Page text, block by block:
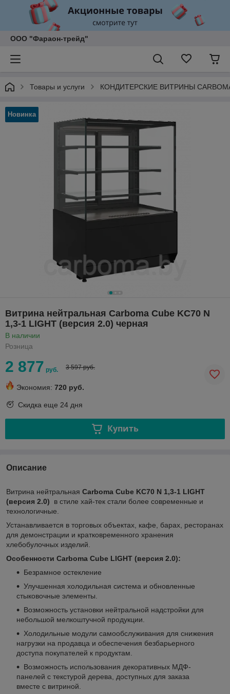
ООО "Фараон-трейд"
Товары и услуги КОНДИТЕРСКИЕ ВИТРИНЫ
Новинка
Витрина нейтральная Carboma Cube KC70 N
1,3-1 LIGHT (версия 2.0) черная
В наличии
Розница
2 877 руб. 3 597 руб.
Экономия: 720 руб.
Скидка еще 24 дня
Купить
Описание
Витрина нейтральная Carboma Cube KC70 N 1,3-1 LIGHT
(версия 2.0) в стиле хай-тек стали более современные и
технологичные.
Устанавливается в торговых объектах, кафе, барах, ресторанах
для демонстрации и кратковременного хранения
хлебобулочных изделий.
Особенности Carboma Cube LIGHT (версия 2.0):
Безрамное остекление
Улучшенная холодильная система и обновленные
стыковочные элементы.
Возможность установки нейтральной надстройки для
небольшой мелкоштучной продукции.
Холодильные модули самообслуживания для снижения
нагрузки на продавца и обеспечения безбарьерного
доступа покупателей к продуктам.
Возможность использования декоративных МДФ-
панелей с текстурой дерева, доступных для заказа
вместе с витриной.